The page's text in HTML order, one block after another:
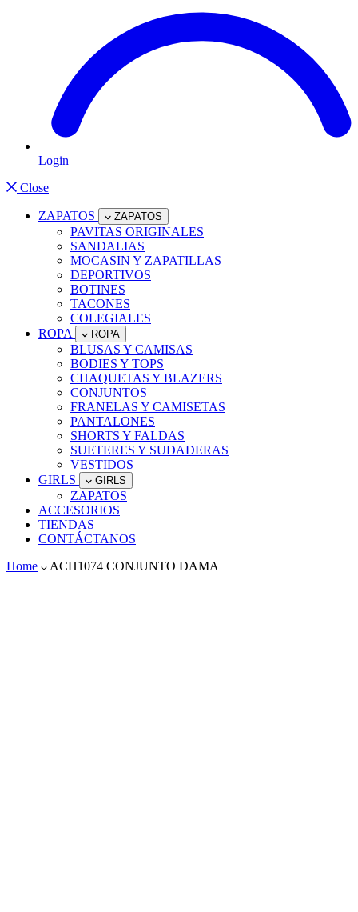
Login
Close
ZAPATOS ZAPATOS
PAVITAS ORIGINALES
SANDALIAS
MOCASIN Y ZAPATILLAS
DEPORTIVOS
BOTINES
TACONES
COLEGIALES
ROPA
ROPA
BLUSAS Y CAMISAS
BODIES Y TOPS
CHAQUETAS Y BLAZERS
CONJUNTOS
FRANELAS Y CAMISETAS
PANTALONES
SHORTS Y FALDAS
SUETERES Y SUDADERAS
VESTIDOS
GIRLS
GIRLS
ZAPATOS
ACCESORIOS
TIENDAS
CONTÁCTANOS
Home
ACH1074 CONJUNTO DAMA